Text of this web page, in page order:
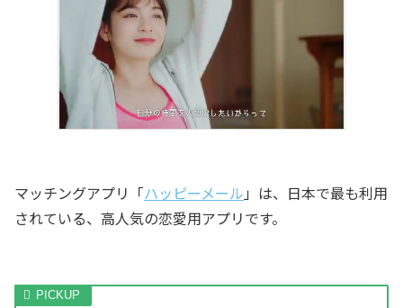
マッチングアプリ「ハッピーメール 」は、日本で最も利用
されている、高人気の恋愛用アプリです。